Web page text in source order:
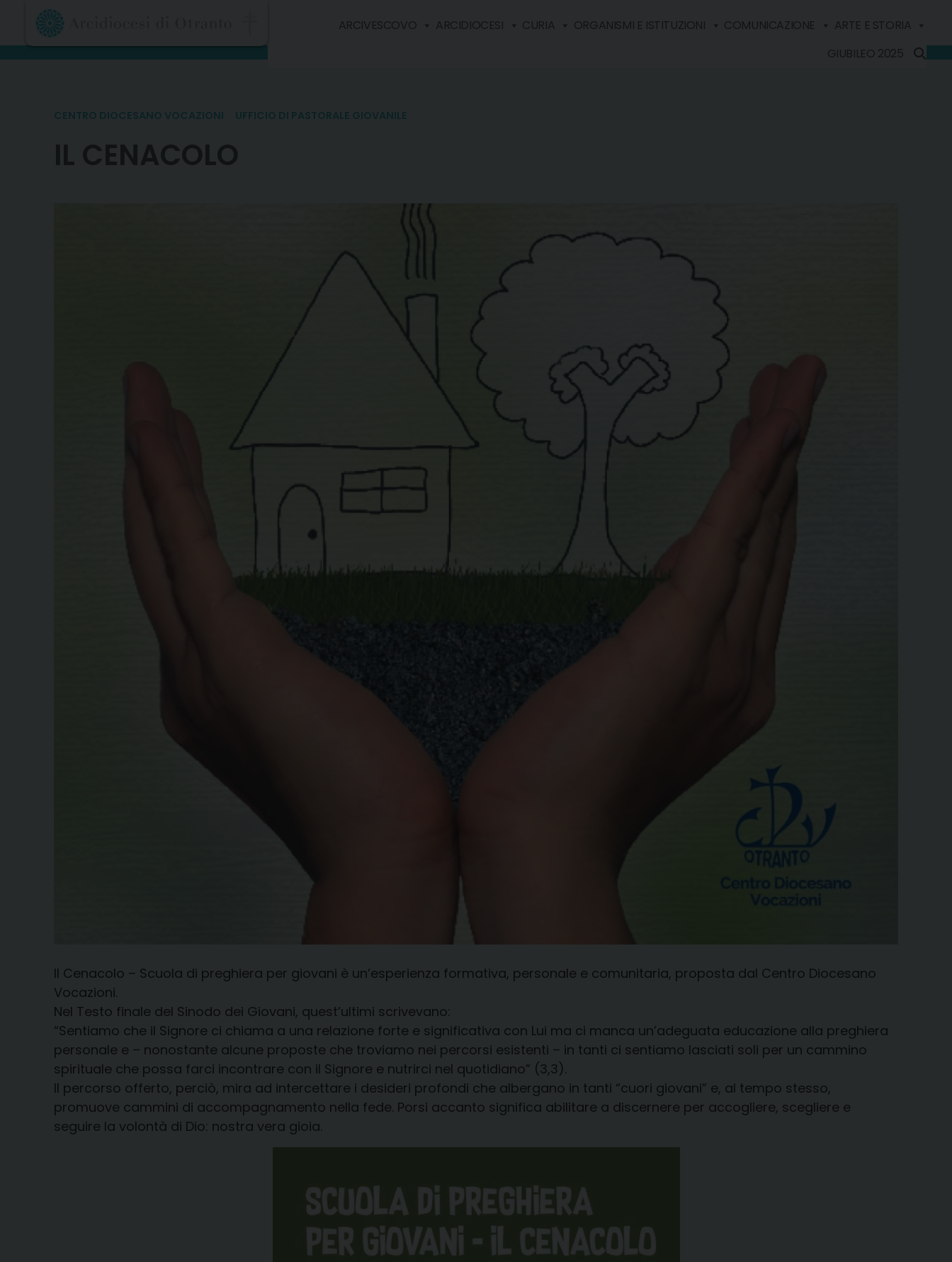
content
ARCIVESCOVO ARCIDIOCESI CURIA ORGANISMI E ISTITUZIONI COMUNICAZIONE
ARTE E STORIA
GIUBILEO 2025
CENTRO DIOCESANO VOCAZIONI UFFICIO DI PASTORALE GIOVANILE
IL CENACOLO
Il Cenacolo – Scuola di preghiera per giovani è un’esperienza formativa, personale e comunitaria, proposta dal Centro Diocesano
Vocazioni.
Nel Testo finale del Sinodo dei Giovani, quest’ultimi scrivevano:
“Sentiamo che il Signore ci chiama a una relazione forte e significativa con Lui ma ci manca un’adeguata educazione alla preghiera
personale e – nonostante alcune proposte che troviamo nei percorsi esistenti – in tanti ci sentiamo lasciati soli per un cammino
spirituale che possa farci incontrare con il Signore e nutrirci nel quotidiano” (3,3).
Il percorso offerto, perciò, mira ad intercettare i desideri profondi che albergano in tanti “cuori giovani” e, al tempo stesso,
promuove cammini di accompagnamento nella fede. Porsi accanto significa abilitare a discernere per accogliere, scegliere e
seguire la volontà di Dio: nostra vera gioia.